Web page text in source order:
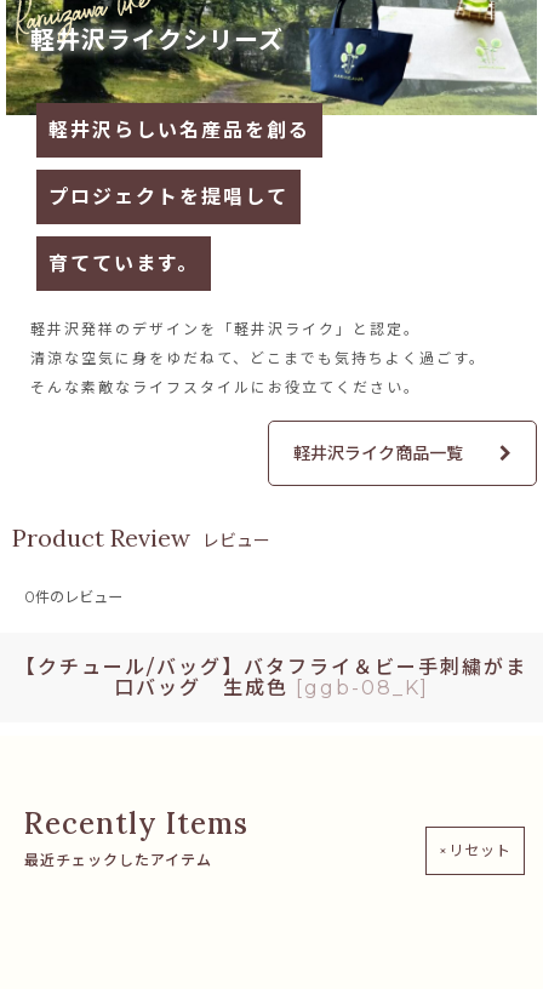
【クチュール/バッグ】バタフライ＆ビー手刺繍がま
口バッグ 生成色 [ggb-08_K]
軽井沢ライクシリーズ
軽井沢らしい名産品を創る
プロジェクトを提唱して
育てています。
軽井沢発祥のデザインを
「軽井沢ライク」と認定。
清涼な空気に身をゆだねて、
どこまでも気持ちよく過ごす。
そんな素敵なライフスタイルに お役立てください。
軽井沢ライク商品一覧
レビュー
0件のレビュー
最近チェックしたアイテム
×リセット